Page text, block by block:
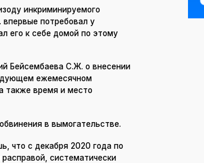
инкриминируемого
впервые потребовал у
его к себе домой по этому
Бейсембаева С.Ж. о внесении
ежемесячном
также время и место
в вымогательстве.
что с декабря 2020 года по
систематически